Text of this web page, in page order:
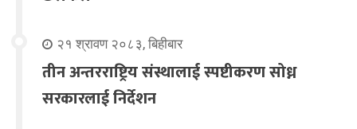
२१ श्रावण २०८३, बिहीबार
तीन अन्तरराष्ट्रिय संस्थालाई स्पष्टीकरण सोध्न
सरकारलाई निर्देशन